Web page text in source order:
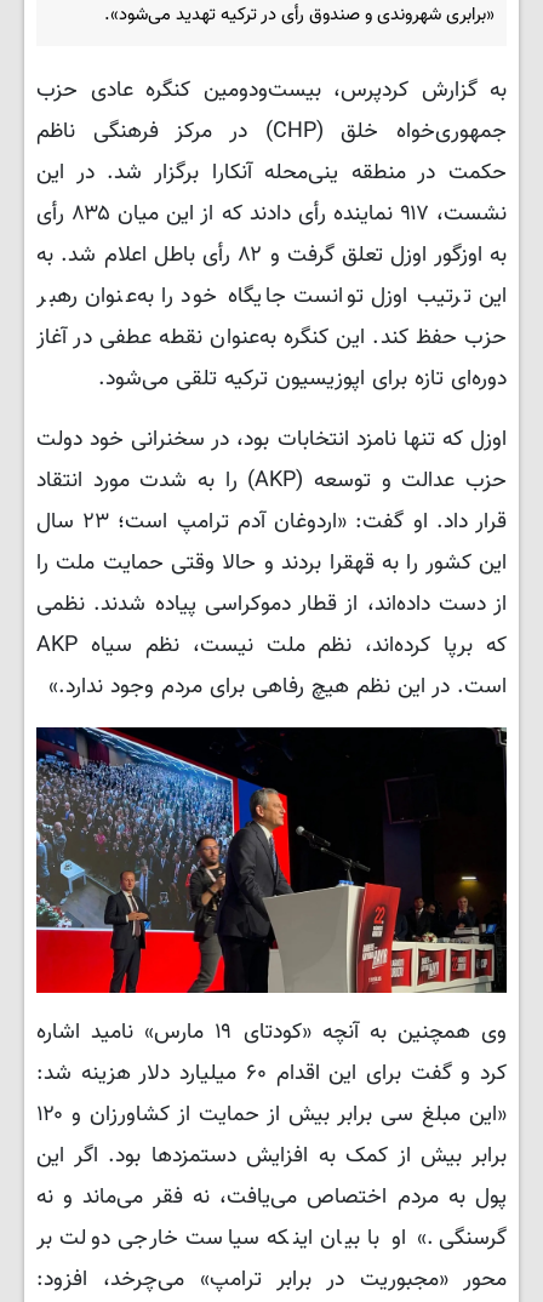
«برابری شهروندی و صندوق رأی در ترکیه تهدید می‌شود».
به گزارش کردپرس، بیست‌ودومین کنگره عادی حزب
جمهوری‌خواه خلق (CHP) در مرکز فرهنگی ناظم
حکمت در منطقه ینی‌محله آنکارا برگزار شد. در این
نشست، ۹۱۷ نماینده رأی دادند که از این میان ۸۳۵ رأی
به اوزگور اوزل تعلق گرفت و ۸۲ رأی باطل اعلام شد. به
این ترتیب اوزل توانست جایگاه خود را به‌عنوان رهبر
حزب حفظ کند. این کنگره به‌عنوان نقطه عطفی در آغاز
دوره‌ای تازه برای اپوزیسیون ترکیه تلقی می‌شود.
اوزل که تنها نامزد انتخابات بود، در سخنرانی خود دولت
حزب عدالت و توسعه (AKP) را به شدت مورد انتقاد
قرار داد. او گفت: «اردوغان آدم ترامپ است؛ ۲۳ سال
این کشور را به قهقرا بردند و حالا وقتی حمایت ملت را
از دست داده‌اند، از قطار دموکراسی پیاده شدند. نظمی
که برپا کرده‌اند، نظم ملت نیست، نظم سیاه AKP
است. در این نظم هیچ رفاهی برای مردم وجود ندارد.»
وی همچنین به آنچه «کودتای ۱۹ مارس» نامید اشاره
کرد و گفت برای این اقدام ۶۰ میلیارد دلار هزینه شد:
«این مبلغ سی برابر بیش از حمایت از کشاورزان و ۱۲۰
برابر بیش از کمک به افزایش دستمزدها بود. اگر این
پول به مردم اختصاص می‌یافت، نه فقر می‌ماند و نه
گرسنگی.» او با بیان اینکه سیاست خارجی دولت بر
محور «مجبوریت در برابر ترامپ» می‌چرخد، افزود: